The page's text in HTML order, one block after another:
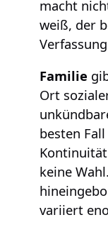
macht
weiß, der
Familie
Ort
besten
keine
variiert